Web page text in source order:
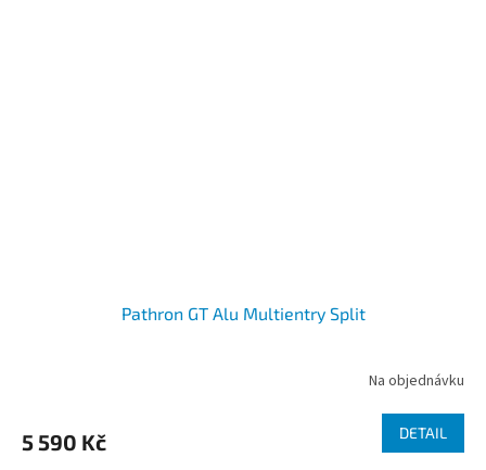
Pathron GT Alu Multientry Split
Na objednávku
5 590 Kč DETAIL